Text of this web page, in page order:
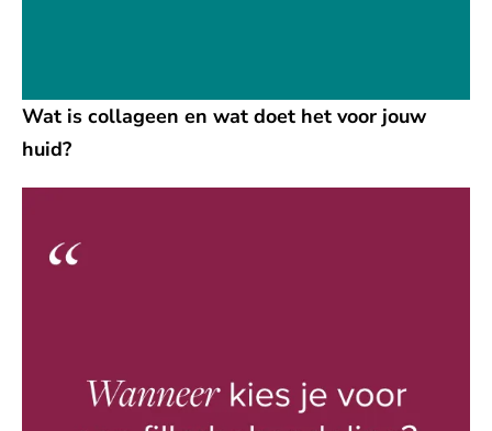
Wat is collageen en wat doet het voor jouw
huid?